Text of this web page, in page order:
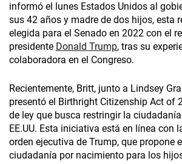
informó el lunes Estados Unidos al
sus 42 años y madre de dos hijos, esta
elegida para el Senado en 2022 con el
presidente Donald Trump, tras su
colaboradora en el Congreso.
Recientemente, Britt, junto a Lindsey
presentó el Birthright Citizenship Act of
de ley que busca restringir la
EE.UU. Esta iniciativa está en línea con
orden ejecutiva de Trump, que propone
ciudadanía por nacimiento para los